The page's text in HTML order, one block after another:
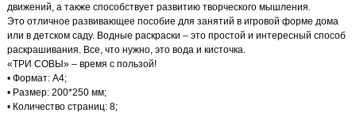
движений, а также способствует развитию творческого мышления.
Это отличное развивающее пособие для занятий в игровой форме дома
или в детском саду. Водные раскраски – это простой и интересный способ
раскрашивания. Все, что нужно, это вода и кисточка.
«ТРИ СОВЫ» – время с пользой!
• Формат: А4;
• Размер: 200*250 мм;
• Количество страниц: 8;